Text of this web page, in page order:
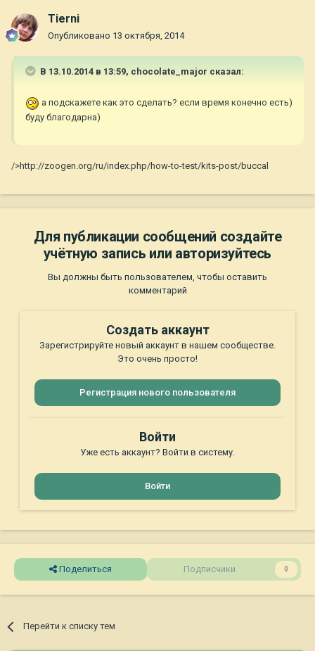
Tierni
Опубликовано 13 октября, 2014
В 13.10.2014 в 13:59, chocolate_major сказал:
а подскажете как это сделать? если время конечно есть)
буду благодарна)
/>http://zoogen.org/ru/index.php/how-to-test/kits-post/buccal
Для публикации сообщений создайте
учётную запись или авторизуйтесь
Вы должны быть пользователем, чтобы оставить
комментарий
Создать аккаунт
Зарегистрируйте новый аккаунт в нашем сообществе.
Это очень просто!
Регистрация нового пользователя
Войти
Уже есть аккаунт? Войти в систему.
Войти
Поделиться Подписчики 0
Перейти к списку тем